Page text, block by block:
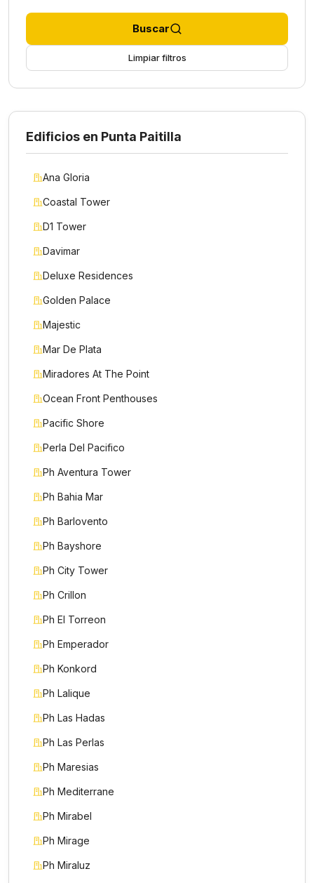
Buscar
Limpiar filtros
Edificios en Punta Paitilla
Ana Gloria
Coastal Tower
D1 Tower
Davimar
Deluxe Residences
Golden Palace
Majestic
Mar De Plata
Miradores At The Point
Ocean Front Penthouses
Pacific Shore
Perla Del Pacifico
Ph Aventura Tower
Ph Bahia Mar
Ph Barlovento
Ph Bayshore
Ph City Tower
Ph Crillon
Ph El Torreon
Ph Emperador
Ph Konkord
Ph Lalique
Ph Las Hadas
Ph Las Perlas
Ph Maresias
Ph Mediterrane
Ph Mirabel
Ph Mirage
Ph Miraluz